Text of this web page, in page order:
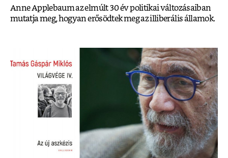
Anne Applebaum az elmúlt 30 év politikai változásaiban
mutatja meg, hogyan erősödtek meg az illiberális államok.